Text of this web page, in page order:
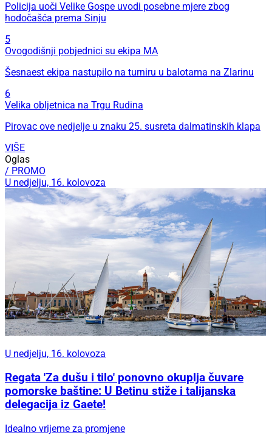
Policija uoči Velike Gospe uvodi posebne mjere zbog
hodočašća prema Sinju
5
Ovogodišnji pobjednici su ekipa MA
Šesnaest ekipa nastupilo na turniru u balotama na Zlarinu
6
Velika obljetnica na Trgu Rudina
Pirovac ove nedjelje u znaku 25. susreta dalmatinskih klapa
VIŠE
Oglas
/ PROMO
U nedjelju, 16. kolovoza
U nedjelju, 16. kolovoza
Regata 'Za dušu i tilo' ponovno okuplja čuvare
pomorske baštine: U Betinu stiže i talijanska
delegacija iz Gaete!
Idealno vrijeme za promjene